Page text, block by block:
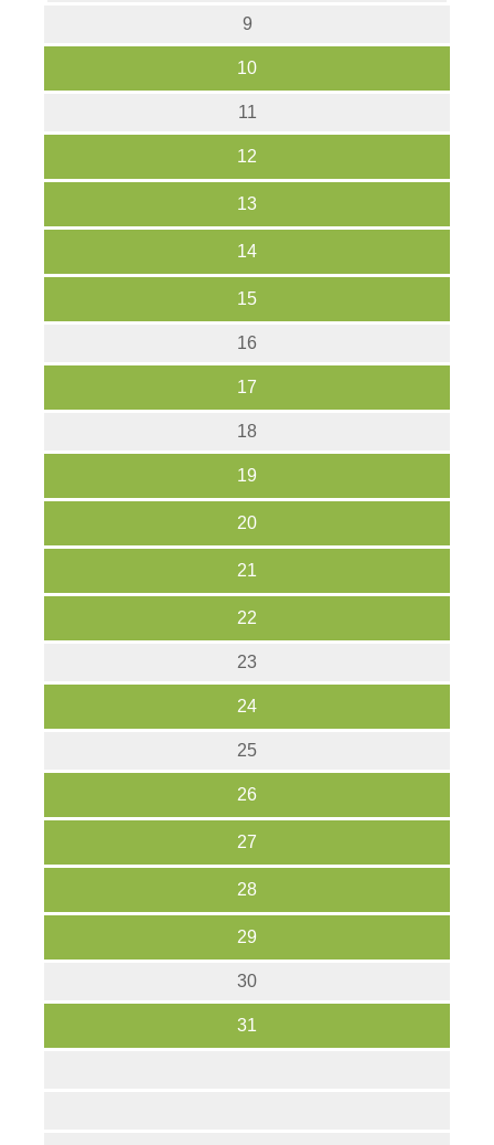
9
10
11
12
13
14
15
16
17
18
19
20
21
22
23
24
25
26
27
28
29
30
31